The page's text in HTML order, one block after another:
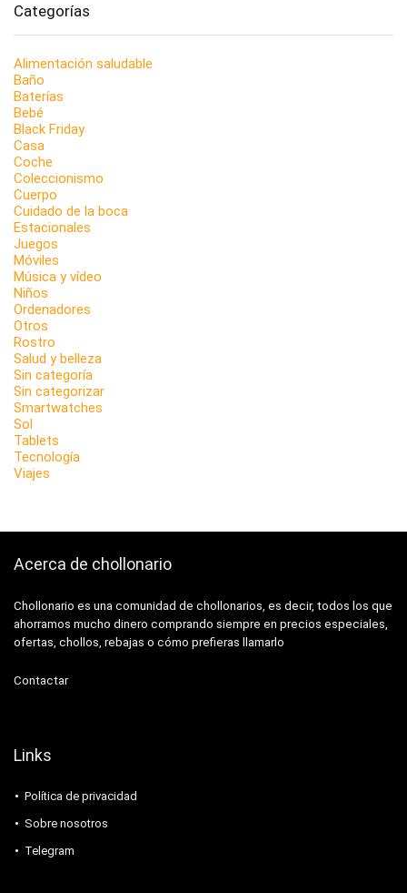
Categorías
Alimentación saludable
Baño
Baterías
Bebé
Black Friday
Casa
Coche
Coleccionismo
Cuerpo
Cuidado de la boca
Estacionales
Juegos
Móviles
Música y vídeo
Niños
Ordenadores
Otros
Rostro
Salud y belleza
Sin categoría
Sin categorizar
Smartwatches
Sol
Tablets
Tecnología
Viajes
Acerca de chollonario
Chollonario es una comunidad de chollonarios, es decir, todos los que
ahorramos mucho dinero comprando siempre en precios especiales,
ofertas, chollos, rebajas o cómo prefieras llamarlo
Contactar
Links
Política de privacidad
Sobre nosotros
Telegram